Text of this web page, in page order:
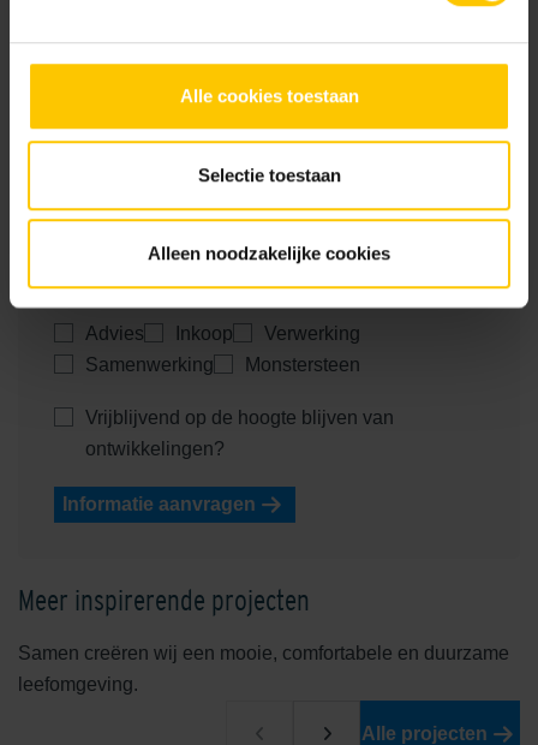
Alle cookies toestaan
Selectie toestaan
Alleen noodzakelijke cookies
E-mailadres *
Jouw vraag *
Advies Inkoop
Verwerking
Samenwerking
Monstersteen
Vrijblijvend op de hoogte blijven van
ontwikkelingen?
Informatie aanvragen
Meer inspirerende projecten
Samen creëren wij een mooie, comfortabele en duurzame
leefomgeving.
Alle projecten